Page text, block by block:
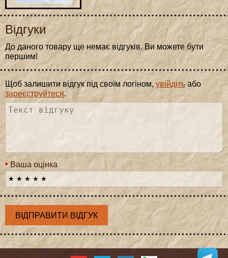
Відгуки
До даного товару ще немає відгуків. Ви можете бути
першим!
Щоб залишити відгук під своїм логіном, увійдіть або
зареєструйтеся.
Ваша оцінка